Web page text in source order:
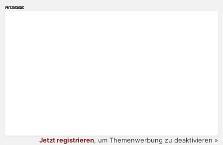
Jetzt registrieren, um Themenwerbung zu deaktivieren »